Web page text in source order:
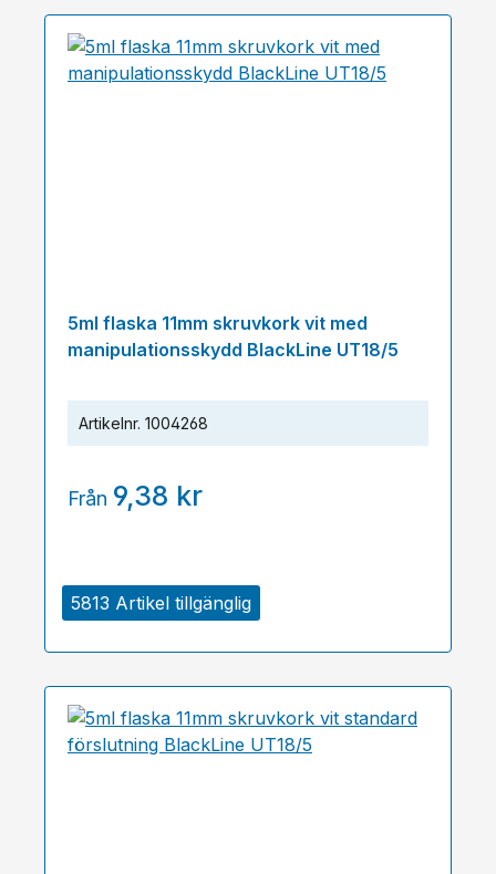
5813 Artikel tillgänglig
5ml flaska 11mm skruvkork vit med
manipulationsskydd BlackLine UT18/5
Artikelnr. 1004268
Från 9,38 kr